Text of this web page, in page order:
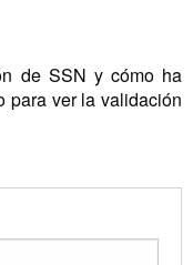
de SSN y cómo ha
para ver la validación